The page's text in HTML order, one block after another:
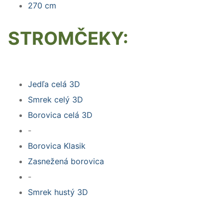
270 cm
STROMČEKY:
Jedľa celá 3D
Smrek celý 3D
Borovica celá 3D
-
Borovica Klasik
Zasnežená borovica
-
Smrek hustý 3D